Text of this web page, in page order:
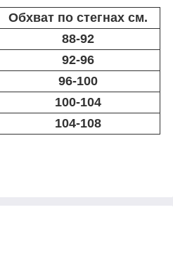
Обхват по стегнах см.
88-92
92-96
96-100
100-104
104-108